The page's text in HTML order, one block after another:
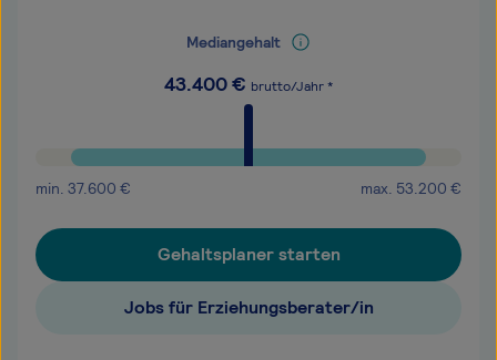
Mediangehalt
43.400€ brutto/Jahr *
min. 37.600 € max. 53.200 €
Gehaltsplaner starten
Jobs für Erziehungsberater/in